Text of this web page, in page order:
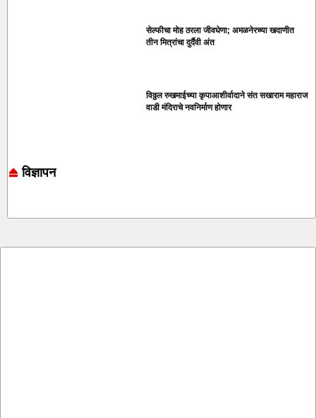
सेल्फीचा मोह ठरला जीवघेणा; अमळनेरच्या खदाणीत
तीन मित्रांचा दुर्दैवी अंत
विठ्ठल रुखमाईच्या कृपाआशीर्वादाने संत सखाराम महाराज
वाडी मंदिराचे नवनिर्माण होणार
विज्ञापन